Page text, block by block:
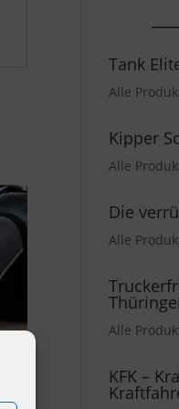
Tank
Alle
Kipper
Alle
Die
Alle
Alle
KFK –